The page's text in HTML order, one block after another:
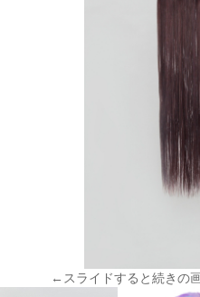
←スライドすると続きの